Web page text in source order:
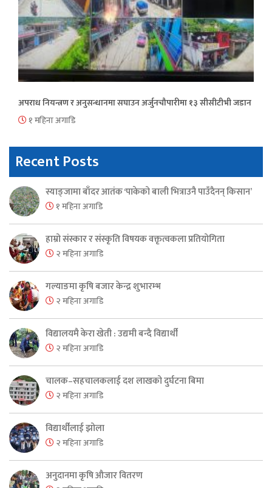
अपराध नियन्त्रण र अनुसन्धानमा सघाउन अर्जुनचौपारीमा १३ सीसीटीभी जडान
१ महिना अगाडि
Recent Posts
स्याङ्जामा बाँदर आतंक ‘पाकेको बाली भित्राउनै पाउँदैनन् किसान’
१ महिना अगाडि
हाम्रो संस्कार र संस्कृति विषयक वक्तृत्वकला प्रतियोगिता
२ महिना अगाडि
गल्याङमा कृषि बजार केन्द्र शुभारम्भ
२ महिना अगाडि
विद्यालयमै केरा खेती : उद्यमी बन्दै विद्यार्थी
२ महिना अगाडि
चालक–सहचालकलाई दश लाखको दुर्घटना बिमा
२ महिना अगाडि
विद्यार्थीलाई झोला
२ महिना अगाडि
अनुदानमा कृषि औजार वितरण